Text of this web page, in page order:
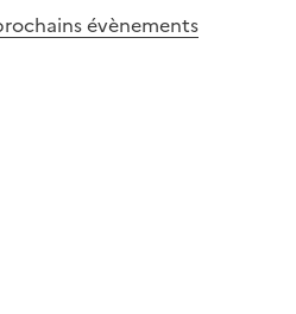
évènements